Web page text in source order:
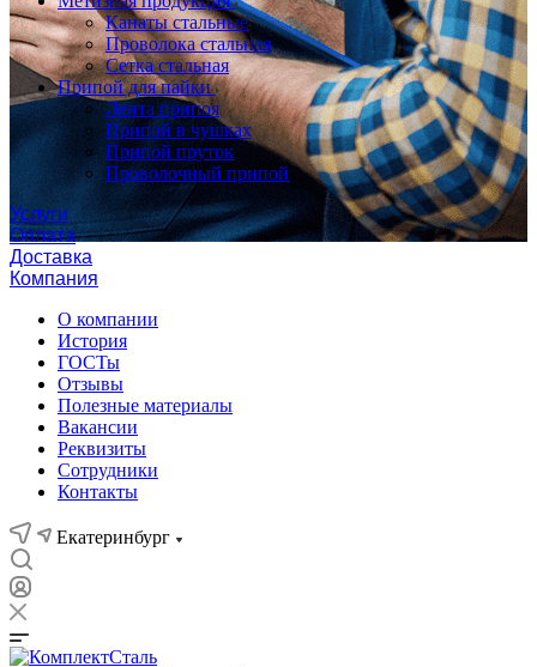
Канаты стальные
Проволока стальная
Сетка стальная
Припой для пайки
Лента припоя
Припой в чушках
Припой пруток
Проволочный припой
Услуги
Оплата
Доставка
Компания
О компании
История
ГОСТы
Отзывы
Полезные материалы
Вакансии
Реквизиты
Сотрудники
Контакты
Екатеринбург